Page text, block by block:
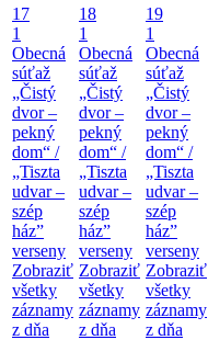
17
1
Obecná
súťaž
„Čistý
dvor –
pekný
dom“ /
„Tiszta
udvar –
szép
ház”
verseny
Zobraziť
všetky
záznamy
z dňa
18
1
Obecná
súťaž
„Čistý
dvor –
pekný
dom“ /
„Tiszta
udvar –
szép
ház”
verseny
Zobraziť
všetky
záznamy
z dňa
19
1
Obecná
súťaž
„Čistý
dvor –
pekný
dom“ /
„Tiszta
udvar –
szép
ház”
verseny
Zobraziť
všetky
záznamy
z dňa